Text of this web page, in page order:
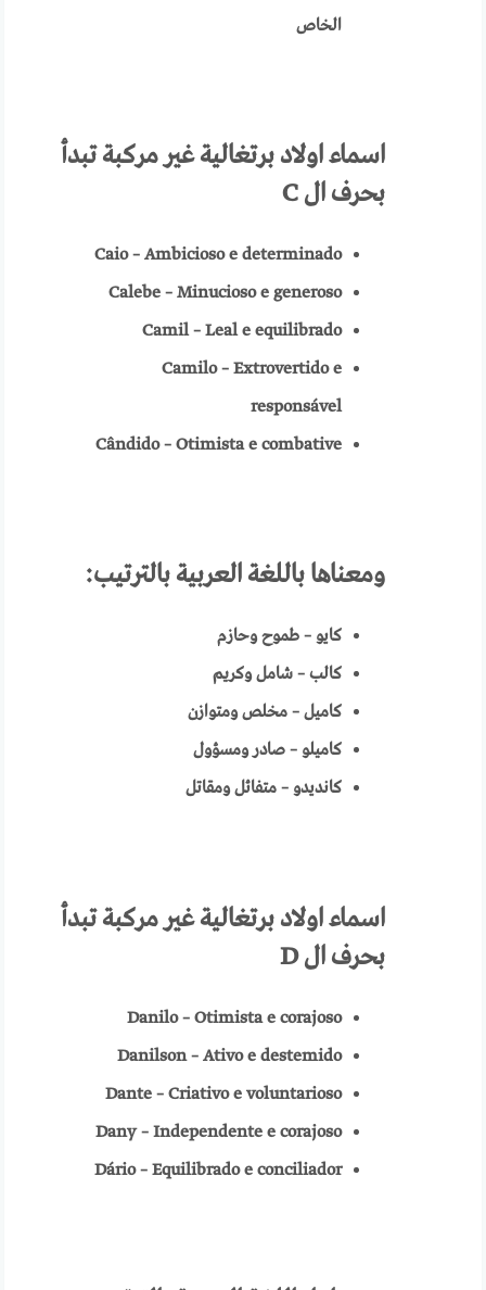
الخاص
اسماء اولاد برتغالية غير مركبة تبدأ
بحرف الC
Caio – Ambicioso e determinado
Calebe – Minucioso e generoso
Camil – Leal e equilibrado
Camilo – Extrovertido e
responsável
Cândido – Otimista e combative
ومعناها باللغة العربية بالترتيب:
كايو – طموح وحازم
كالب – شامل وكريم
كاميل – مخلص ومتوازن
كاميلو – صادر ومسؤول
كانديدو – متفائل ومقاتل
اسماءاولاد برتغاليةغير مركبة تبدأ
بحرف الD
Danilo – Otimista e corajoso
Danilson – Ativo e destemido
Dante – Criativo e voluntarioso
Dany – Independente e corajoso
Dário – Equilibrado e conciliador